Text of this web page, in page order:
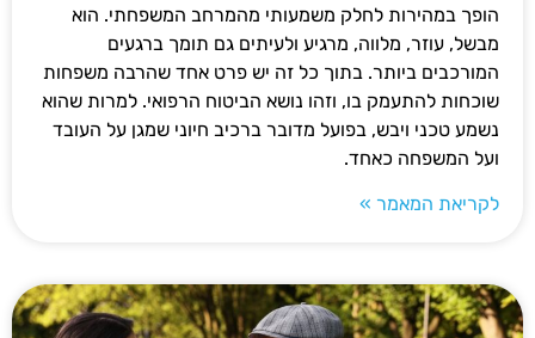
הופך במהירות לחלק משמעותי מהמרחב המשפחתי. הוא
מבשל, עוזר, מלווה, מרגיע ולעיתים גם תומך ברגעים
המורכבים ביותר. בתוך כל זה יש פרט אחד שהרבה משפחות
שוכחות להתעמק בו, וזהו נושא הביטוח הרפואי. למרות שהוא
נשמע טכני ויבש, בפועל מדובר ברכיב חיוני שמגן על העובד
ועל המשפחה כאחד.
לקריאת המאמר »